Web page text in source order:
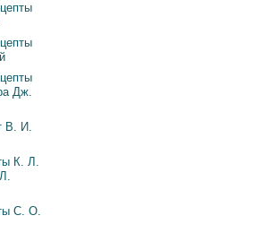
Дж.
В. И.
К. Л.
С. О.